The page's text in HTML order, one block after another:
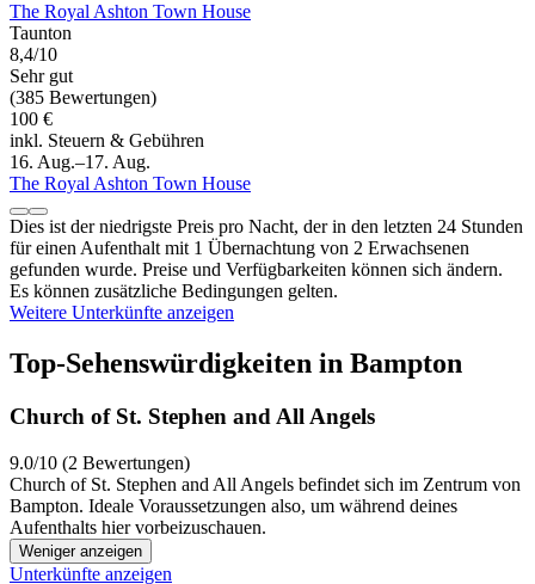
The Royal Ashton Town House
Taunton
8,4/10
Sehr gut
(385 Bewertungen)
100 €
inkl. Steuern & Gebühren
16. Aug.–17. Aug.
The Royal Ashton Town House
Dies ist der niedrigste Preis pro Nacht, der in den letzten 24 Stunden
für einen Aufenthalt mit 1 Übernachtung von 2 Erwachsenen
gefunden wurde. Preise und Verfügbarkeiten können sich ändern.
Es können zusätzliche Bedingungen gelten.
Weitere Unterkünfte anzeigen
Top-Sehenswürdigkeiten in Bampton
Church of St. Stephen and All Angels
9.0/10 (2 Bewertungen)
Church of St. Stephen and All Angels befindet sich im Zentrum von
Bampton. Ideale Voraussetzungen also, um während deines
Aufenthalts hier vorbeizuschauen.
Weniger anzeigen
Unterkünfte anzeigen